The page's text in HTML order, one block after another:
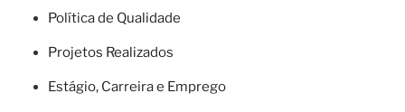
Política de Qualidade
Projetos Realizados
Estágio, Carreira e Emprego